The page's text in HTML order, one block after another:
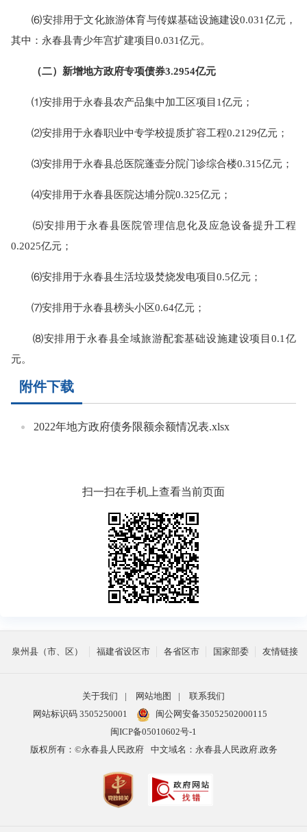
⑹安排用于文化旅游体育与传媒基础设施建设0.031亿元，
其中：永春县青少年宫扩建项目0.031亿元。
（二）新增地方政府专项债券3.2954亿元
⑴安排用于永春县农产品集中加工区项目1亿元；
⑵安排用于永春职业中专学校提质扩容工程0.2129亿元；
⑶安排用于永春县总医院蓬壶分院门诊综合楼0.315亿元；
⑷安排用于永春县医院达埔分院0.325亿元；
⑸安排用于永春县医院管理信息化及应急设备提升工程
0.2025亿元；
⑹安排用于永春县生活垃圾焚烧发电项目0.5亿元；
⑺安排用于永春县榜头小区0.64亿元；
⑻安排用于永春县全域旅游配套基础设施建设项目0.1亿
元。
附件下载
2022年地方政府债务限额余额情况表.xlsx
扫一扫在手机上查看当前页面
泉州县（市、区） 福建省设区市 各省区市 国家部委 友情链接
关于我们 | 网站地图 |
联系我们
网站标识码 3505250001
闽公网安备35052502000115
闽ICP备05010602号-1
版权所有：©永春县人民政府
中文域名：永春县人民政府.政务